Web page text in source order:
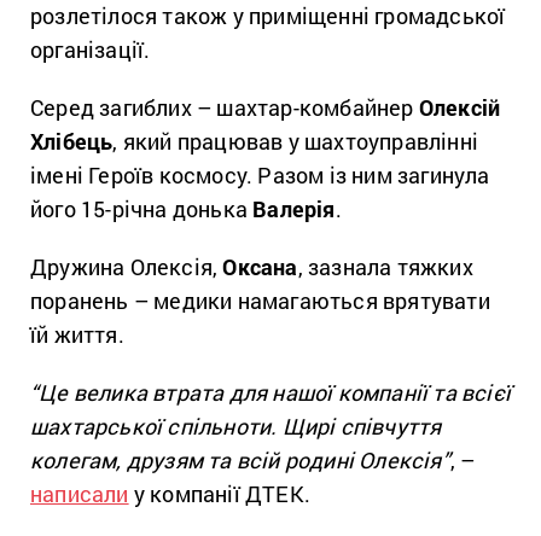
розлетілося також у приміщенні громадської
організації.
Серед загиблих – шахтар-комбайнер Олексій
Хлібець, який працював у шахтоуправлінні
імені Героїв космосу. Разом із ним загинула
його 15-річна донька Валерія.
Дружина Олексія,Оксана, зазнала тяжких
поранень – медики намагаються врятувати
їй життя.
“Це велика втрата для нашої компанії та всієї
шахтарської спільноти. Щирі співчуття
колегам, друзям та всій родині Олексія”, –
написали у компанії ДТЕК.